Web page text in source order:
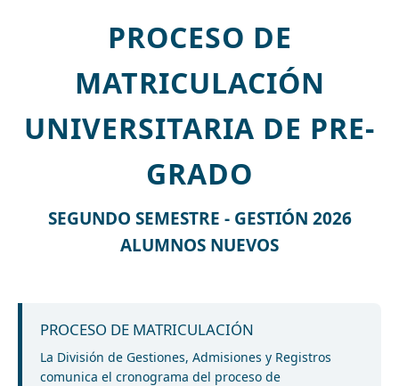
PROCESO DE
MATRICULACIÓN
UNIVERSITARIA DE PRE-
GRADO
SEGUNDO SEMESTRE - GESTIÓN 2026
ALUMNOS NUEVOS
PROCESO DE MATRICULACIÓN
La División de Gestiones, Admisiones y Registros
comunica el cronograma del proceso de